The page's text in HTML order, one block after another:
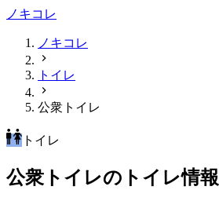
ノキコレ
ノキコレ
トイレ
公衆トイレ
トイレ
公衆トイレのトイレ情報